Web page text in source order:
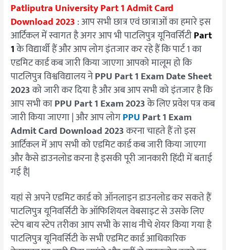
Patliputra University Part 1 Admit Card
Download 2023: आप सभी छात्र एवं छात्राओं का हमारे इस
आर्टिकल में स्वागत है अगर आप भी पाटलिपुत्र यूनिवर्सिटीPart
1के विद्यार्थी हैं और आप लोग इंतजार कर रहे हैं कि पार्ट 1 का
एडमिट कार्ड कब जारी किया जाएगा आपको मालूम हो कि
पाटलिपुत्र विश्वविद्यालय नेPPU Part 1 Exam Date Sheet
2023को जारी कर दिया है और अब आप सभी को इंतजार है कि
आप सभी काPPU Part 1 Exam 2023के लिए प्रवेश पत्र कब
जारी किया जाएगा | और आप लोगPPUPart 1 Exam
Admit Card Download 2023करना चाहते हैं तो इस
आर्टिकल में आप सभी को एडमिट कार्ड कब जारी किया जाएगा
और कैसे डाउनलोड करना है इसकी पूरी जानकारी हिंदी में बताई
गई है|
यहां से अपने एडमिट कार्ड को ऑनलाइन डाउनलोड कर सकते हैं
पाटलिपुत्र यूनिवर्सिटी के ऑफिशियल वेबसाइट से उसके लिए
स्टेप बाय स्टेप तरीका आप सभी के साथ नीचे शेयर किया गया है
पाटलिपुत्र यूनिवर्सिटी के सभी एडमिट कार्ड आधिकारिक